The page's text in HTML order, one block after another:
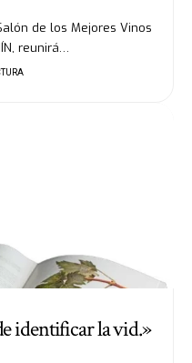
de los Mejores Vinos
reunirá…
identificar la vid.»